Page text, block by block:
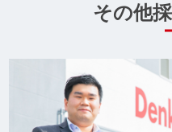
その他